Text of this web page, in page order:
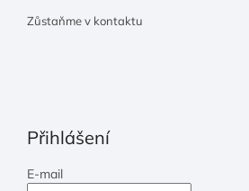
Zůstaňme v kontaktu
Přihlášení
E-mail